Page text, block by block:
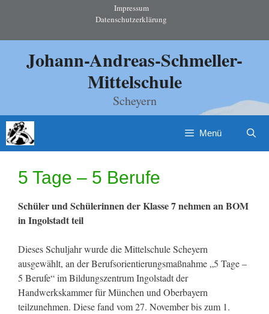
Impressum
Datenschutzerklärung
Johann-Andreas-Schmeller-
Mittelschule
Scheyern
Menü
5 Tage – 5 Berufe
Schüler und Schülerinnen der Klasse 7 nehmen an BOM
in Ingolstadt teil
Dieses Schuljahr wurde die Mittelschule Scheyern
ausgewählt, an der Berufsorientierungsmaßnahme „5 Tage –
5 Berufe“ im Bildungszentrum Ingolstadt der
Handwerkskammer für München und Oberbayern
teilzunehmen. Diese fand vom 27. November bis zum 1.